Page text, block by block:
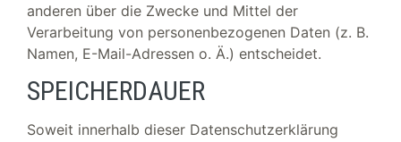
anderen über die Zwecke und Mittel der
Verarbeitung von personenbezogenen Daten (z. B.
Namen, E-Mail-Adressen o. Ä.) entscheidet.
SPEICHERDAUER
Soweit innerhalb dieser Datenschutzerklärung